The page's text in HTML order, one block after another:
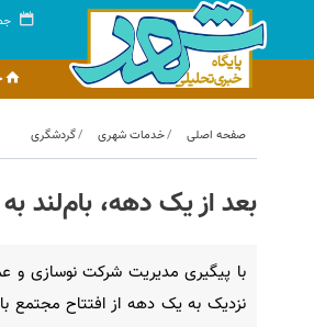
جمعه
صفحه اصلی خدمات شهری گردشگری
بعد از یک دهه،
با پیگیری مدیریت شرکت نوسازی و
نزدیک به یک دهه از افتتاح مجتمع